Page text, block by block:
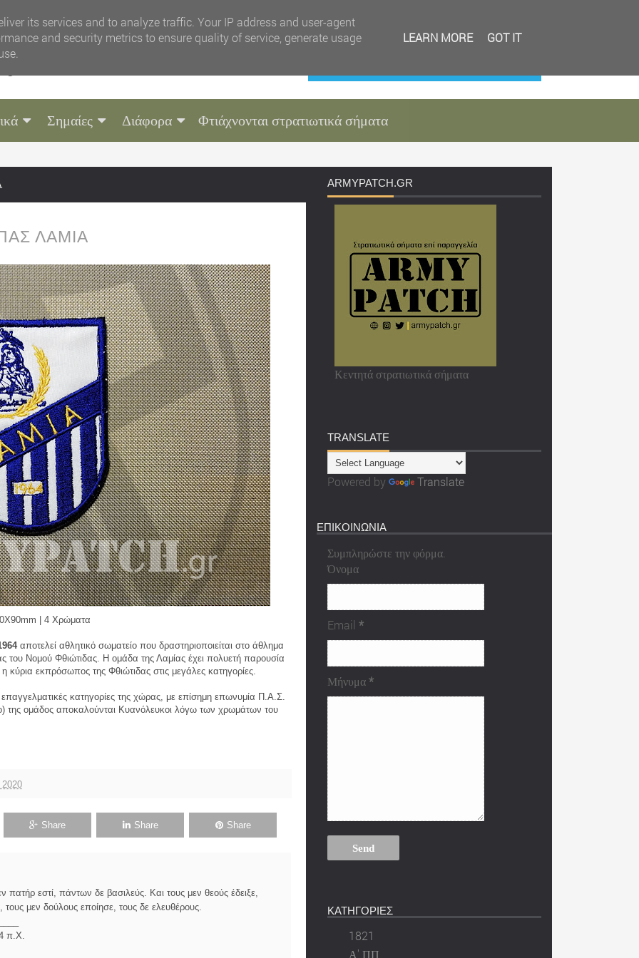
Σημαίες Διάφορα Φτιάχνονται στρατιωτικά σήματα
ΛΑΜΙΑ
| 4 Χρώματα
αποτελεί αθλητικό σωματείο που δραστηριοποιείται στο άθλημα
του Νομού Φθιώτιδας. Η ομάδα της Λαμίας έχει πολυετή παρουσία
η κύρια εκπρόσωπος της Φθιώτιδας στις μεγάλες κατηγορίες.
κατηγορίες της χώρας, με επίσημη επωνυμία Π.Α.Σ.
της ομάδος αποκαλούνται Κυανόλευκοι λόγω των χρωμάτων του
2020
Share Share Share
πατήρ εστί, πάντων δε βασιλεύς. Και τους μεν θεούς έδειξε,
μεν δούλους εποίησε, τους δε ελευθέρους.
π.Χ.
ARMYPATCH.GR
Κεντητά στρατιωτικά σήματα
TRANSLATE
Powered by Translate
ΕΠΙΚΟΙΝΩΝΙΑ
Συμπληρώστε την φόρμα.
Όνομα
Email *
Μήνυμα*
ΚΑΤΗΓΟΡΙΕΣ
1821
Α' ΠΠ
its services and to analyze traffic. Your IP address and user-agent
and security metrics to ensure quality of service, generate usage
LEARN MORE GOT IT